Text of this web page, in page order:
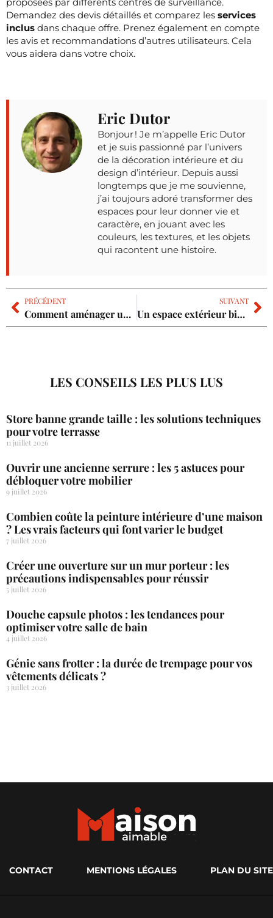
Demandez des devis détaillés et comparez les services
inclus dans chaque offre. Prenez également en compte
les avis et recommandations d’autres utilisateurs. Cela
vous aidera dans votre choix.
Eric Dutor
Bonjour ! Je m’appelle Eric Dutor
et je suis passionné par l’univers
de la décoration intérieure et du
design d’intérieur. Depuis aussi
longtemps que je me souvienne,
j’ai toujours adoré transformer des
espaces pour leur donner vie et
caractère, en jouant avec les
couleurs, les textures, et les objets
qui racontent une histoire.
PRÉCÉDENT
Comment aménager un coin café dans sa cuisine ?
SUIVANT
Un espace extérieur bien aménagé pour votre plaisir
LES CONSEILS LES PLUS LUS
Store banne grande taille : les solutions techniques
pour votre terrasse
11 juillet 2026
Ouvrir une ancienne serrure : les 5 astuces pour
débloquer votre mobilier
9 juillet 2026
Combien coûte la peinture intérieure d’une maison
? Les vrais facteurs qui font varier le budget
7 juillet 2026
Créer une ouverture sur un mur porteur : les
précautions indispensables pour réussir
5 juillet 2026
Douche capsule photos : les tendances pour
optimiser votre salle de bain
4 juillet 2026
Génie sans frotter : la durée de trempage pour vos
vêtements délicats ?
3 juillet 2026
CONTACT MENTIONS LÉGALES PLAN DU SITE